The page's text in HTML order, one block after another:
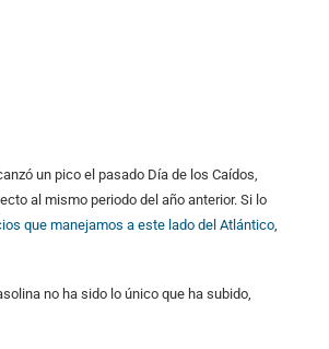
un pico el pasado Día de los Caídos,
al mismo periodo del año anterior. Si lo
que manejamos a este lado del Atlántico
no ha sido lo único que ha subido,